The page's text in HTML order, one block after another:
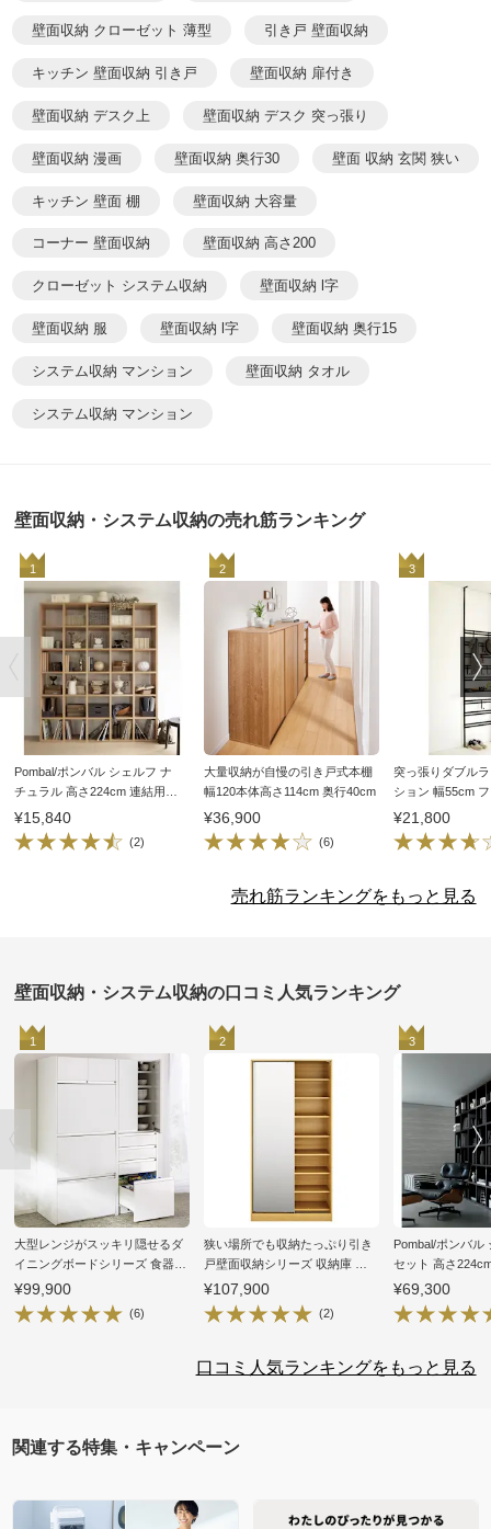
壁面収納 クローゼット 薄型 引き戸 壁面収納
キッチン 壁面収納 引き戸 壁面収納 扉付き
壁面収納 デスク上 壁面収納 デスク 突っ張り
壁面収納 漫画 壁面収納 奥行30 壁面 収納 玄関 狭い
キッチン 壁面 棚 壁面収納 大容量
コーナー 壁面収納 壁面収納 高さ200
クローゼット システム収納 壁面収納 l字
壁面収納 服 壁面収納 l字 壁面収納 奥行15
システム収納 マンション 壁面収納 タオル
システム収納 マンション
壁面収納・システム収納の売れ筋ランキング
1
Pombal/ポンバル シェルフ ナ
チュラル 高さ224cm 連結用
パーツ／追加用シェルフ1列
¥15,840
(2)
2
大量収納が自慢の引き戸式本棚
幅120本体高さ114cm 奥行40cm
¥36,900
(6)
3
突っ張りダブル
ション 幅55cm
¥21,800
売れ筋ランキングをもっと見る
壁面収納・システム収納の口コミ人気ランキング
1
大型レンジがスッキリ隠せるダ
イニングボードシリーズ 食器
棚・幅57.5cm
¥99,900
(6)
2
狭い場所でも収納たっぷり引き
戸壁面収納シリーズ 収納庫 ミ
ラー扉タイプ 幅75cm
¥107,900
(2)
3
Pombal/ポンバル
セット 高さ
¥69,300
口コミ人気ランキングをもっと見る
関連する特集・キャンペーン